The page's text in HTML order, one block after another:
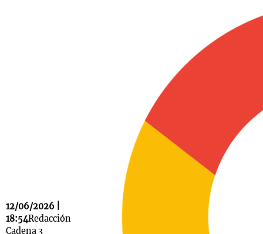
12/06/2026 |
18:54Redacción
Cadena 3